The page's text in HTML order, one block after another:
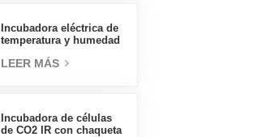
Incubadora eléctrica de
temperatura y humedad
suministros de
LEER MÁS
Incubadora de células
de CO2 IR con chaqueta